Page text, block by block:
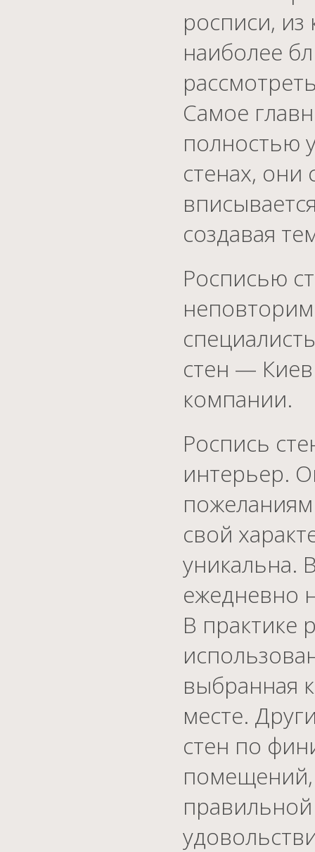
росписи,
наиболее
Самое
полностью
стенах,
создавая
Росписью
стен —
компании.
Роспись
интерьер.
пожеланиям
свой
уникальна.
ежедневно
В практике
выбранная
месте.
стен по
помещений,